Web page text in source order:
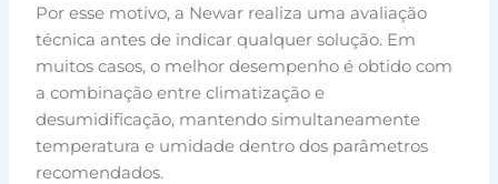
Por esse motivo, a Newar realiza uma avaliação
técnica antes de indicar qualquer solução. Em
muitos casos, o melhor desempenho é obtido com
a combinação entre climatização e
desumidificação, mantendo simultaneamente
temperatura e umidade dentro dos parâmetros
recomendados.